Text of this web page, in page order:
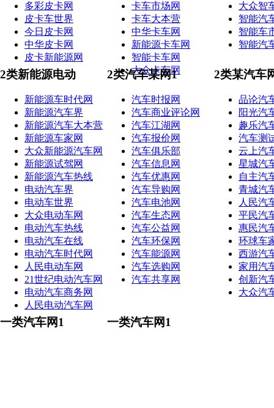
多彩皮卡网
皮卡车世界
今日皮卡网
中华皮卡网
皮卡新能源网
卡车市场网
卡车大本营
中华卡车网
新能源卡车网
智能卡车网
大众卡车网
大众智
智能汽
智能车
智能汽
2类新能源电动
新能源车时代网
新能源汽车界
新能源汽车大本营
新能源车家网
大众新能源汽车网
新能源试驾网
新能源汽车热线
电动汽车界
电动车世界
大众电动车网
电动汽车热线
电动汽车在线
电动汽车时代网
人民电动车网
21世纪电动汽车网
电动汽车商务网
人民电动汽车网
2类汽车某网1
汽车时报网
汽车商业评论网
汽车江湖网
汽车报价网
汽车俱乐部
汽车信息网
汽车优惠网
汽车导购网
汽车电池网
汽车生态网
汽车公益网
汽车环保网
汽车能源网
汽车选购网
汽车共享网
2类某汽车
品论汽
阳光汽
趣乐汽
汽车测
云上汽
星城汽
自主汽
青城汽
人民汽
平民汽
惠民汽
环球车
西游汽
家用汽
创新汽
大众汽
一类汽车网1 一类汽车网1